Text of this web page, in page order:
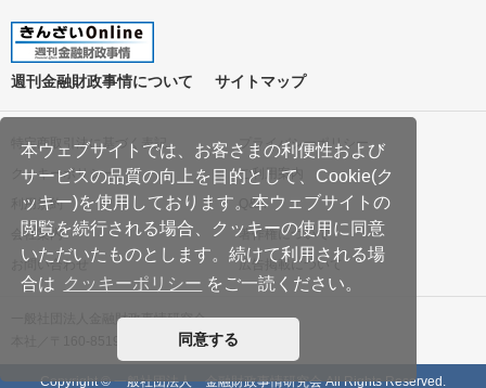
本ウェブサイトでは、お客さまの利便性および
サービスの品質の向上を目的として、Cookie(ク
ッキー)を使用しております。本ウェブサイトの
閲覧を続行される場合、クッキーの使用に同意
いただいたものとします。続けて利用される場
合は クッキーポリシー をご一読ください。
同意する
週刊金融財政事情について サイトマップ
特定商取引法に基づく表記
プライバシーポリシー
クッキーポリシー
ご利用案内
利用規約
Q&A
会社案内
著作権について
お問い合わせ
広告掲載について
一般社団法人金融財政事情研究会
本社／〒160-8519 東京都新宿区南元町19
Copyright © 一般社団法人 金融財政事情研究会 All Rights Reserved.